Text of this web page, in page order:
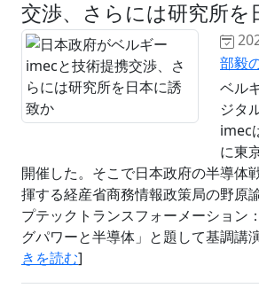
交渉、さらには研究所を
部毅
ベル
ジタ
imec
に東
開催した。そこで日本政府の半導体
揮する経産省商務情報政策局の野原
プテックトランスフォーメーション
グパワーと半導体」と題して基調講
きを読む]